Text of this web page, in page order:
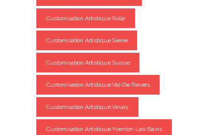
Customisation Artistique Rolle
Customisation Artistique Sierre
Customisation Artistique Suisse
Customisation Artistique Val-De-Travers
Customisation Artistique Vevey
Customisation Artistique Yverdon-Les-Bains